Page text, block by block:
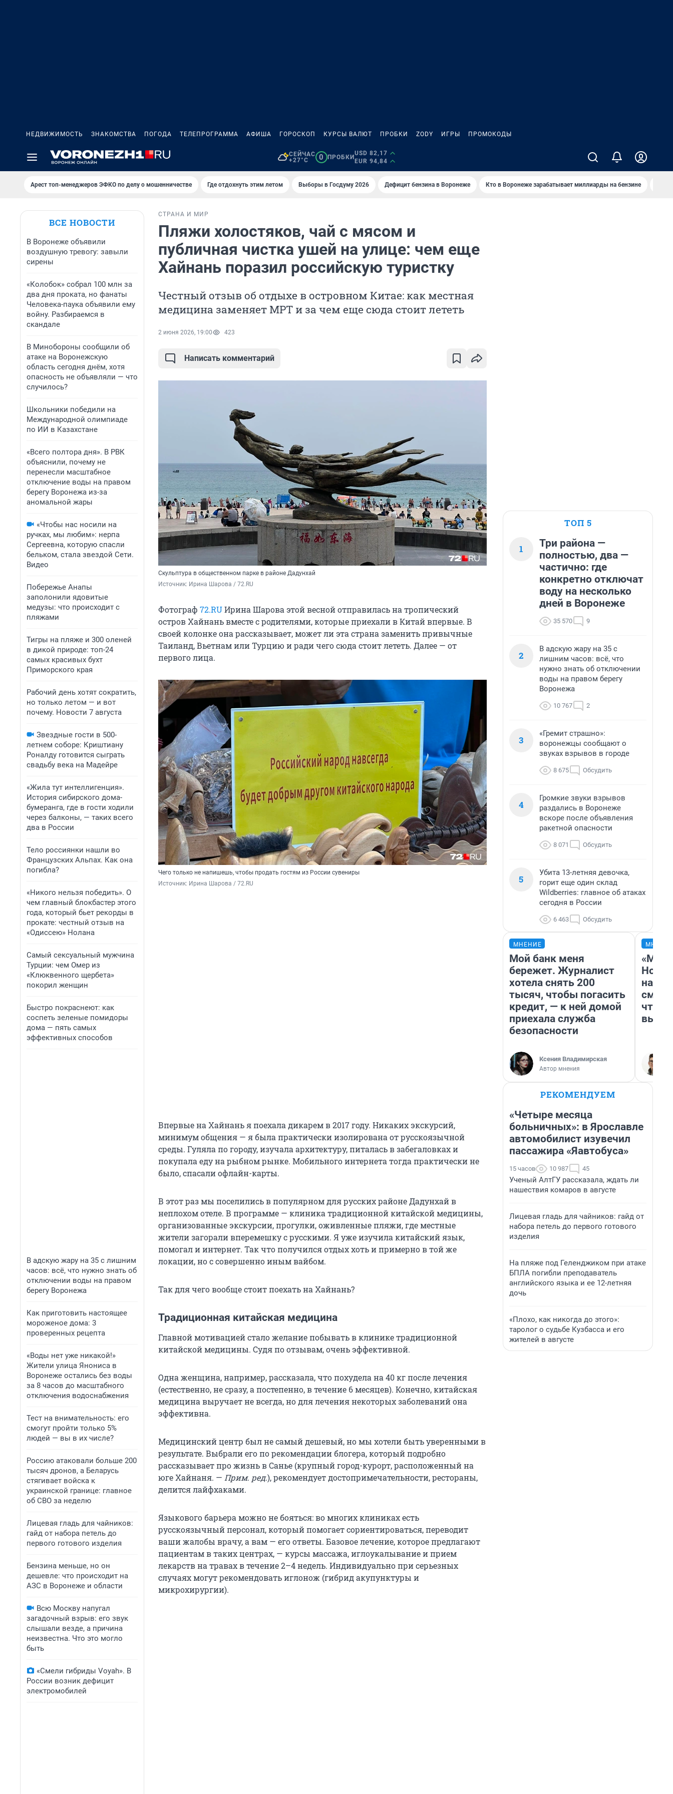
НЕДВИЖИМОСТЬ ЗНАКОМСТВА ПОГОДА ТЕЛЕПРОГРАММА АФИША ГОРОСКОП КУРСЫ ВАЛЮТ ПРОБКИ ZODY ИГРЫ ПРОМОКОДЫ
СЕЙЧАС
+27°C
0 ПРОБКИ
USD 82,17
EUR 94,84
Арест топ-менеджеров ЭФКО по делу о мошенничестве Где отдохнуть этим летом Выборы в Госдуму 2026 Дефицит бензина в Воронеже Кто в Воронеже зарабатывает миллиарды на бензине
ВСЕ НОВОСТИ
В Воронеже объявили
воздушную тревогу: завыли
сирены
«Колобок» собрал 100 млн за
два дня проката, но фанаты
Человека-паука объявили ему
войну. Разбираемся в
скандале
В Минобороны сообщили об
атаке на Воронежскую
область сегодня днём, хотя
опасность не объявляли — что
случилось?
Школьники победили на
Международной олимпиаде
по ИИ в Казахстане
«Всего полтора дня». В РВК
объяснили, почему не
перенесли масштабное
отключение воды на правом
берегу Воронежа из-за
аномальной жары
«Чтобы нас носили на
ручках, мы любим»: нерпа
Сергеевна, которую спасли
бельком, стала звездой Сети.
Видео
Побережье Анапы
заполонили ядовитые
медузы: что происходит с
пляжами
Тигры на пляже и 300 оленей
в дикой природе: топ-24
самых красивых бухт
Приморского края
Рабочий день хотят сократить,
но только летом — и вот
почему. Новости 7 августа
Звездные гости в 500-
летнем соборе: Криштиану
Роналду готовится сыграть
свадьбу века на Мадейре
«Жила тут интеллигенция».
История сибирского дома-
бумеранга, где в гости ходили
через балконы, — таких всего
два в России
Тело россиянки нашли во
Французских Альпах. Как она
погибла?
«Никого нельзя победить». О
чем главный блокбастер этого
года, который бьет рекорды в
прокате: честный отзыв на
«Одиссею» Нолана
Самый сексуальный мужчина
Турции: чем Омер из
«Клюквенного щербета»
покорил женщин
Быстро покраснеют: как
соспеть зеленые помидоры
дома — пять самых
эффективных способов
В адскую жару на 35 с лишним
часов: всё, что нужно знать об
отключении воды на правом
берегу Воронежа
Как приготовить настоящее
мороженое дома: 3
проверенных рецепта
«Воды нет уже никакой!»
Жители улица Янониса в
Воронеже остались без воды
за 8 часов до масштабного
отключения водоснабжения
Тест на внимательность: его
смогут пройти только 5%
людей — вы в их числе?
Россию атаковали больше 200
тысяч дронов, а Беларусь
стягивает войска к
украинской границе: главное
об СВО за неделю
Лицевая гладь для чайников:
гайд от набора петель до
первого готового изделия
Бензина меньше, но он
дешевле: что происходит на
АЗС в Воронеже и области
Всю Москву напугал
загадочный взрыв: его звук
слышали везде, а причина
неизвестна. Что это могло
быть
«Смели гибриды Voyah». В
России возник дефицит
электромобилей
СТРАНА И МИР
Пляжи холостяков, чай с мясом и
публичная чистка ушей на улице: чем еще
Хайнань поразил российскую туристку
Честный отзыв об отдыхе в островном Китае: как местная
медицина заменяет МРТ и за чем еще сюда стоит лететь
2 июня 2026, 19:00 423
Написать комментарий
Скульптура в общественном парке в районе Дадунхай
Источник: Ирина Шарова / 72.RU
Фотограф 72.RUИрина Шарова этой весной отправилась на тропический
остров Хайнань вместе с родителями, которые приехали в Китай впервые. В
своей колонке она рассказывает, может ли эта страна заменить привычные
Таиланд, Вьетнам или Турцию и ради чего сюда стоит лететь. Далее — от
первого лица.
Чего только не напишешь, чтобы продать гостям из России сувениры
Источник: Ирина Шарова / 72.RU
Впервые на Хайнань я поехала дикарем в 2017 году. Никаких экскурсий,
минимум общения — я была практически изолирована от русскоязычной
среды. Гуляла по городу, изучала архитектуру, питалась в забегаловках и
покупала еду на рыбном рынке. Мобильного интернета тогда практически не
было, спасали офлайн-карты.
В этот раз мы поселились в популярном для русских районе Дадунхай в
неплохом отеле. В программе — клиника традиционной китайской медицины,
организованные экскурсии, прогулки, оживленные пляжи, где местные
жители загорали вперемешку с русскими. Я уже изучила китайский язык,
помогал и интернет. Так что получился отдых хоть и примерно в той же
локации, но с совершенно иным вайбом.
Так для чего вообще стоит поехать на Хайнань?
Традиционная китайская медицина
Главной мотивацией стало желание побывать в клинике традиционной
китайской медицины. Судя по отзывам, очень эффективной.
Одна женщина, например, рассказала, что похудела на 40 кг после лечения
(естественно, не сразу, а постепенно, в течение 6 месяцев). Конечно, китайская
медицина выручает не всегда, но для лечения некоторых заболеваний она
эффективна.
Медицинский центр был не самый дешевый, но мы хотели быть уверенными в
результате. Выбрали его по рекомендации блогера, который подробно
рассказывает про жизнь в Санье (крупный город-курорт, расположенный на
юге Хайнаня. — Прим. ред.), рекомендует достопримечательности, рестораны,
делится лайфхаками.
Языкового барьера можно не бояться: во многих клиниках есть
русскоязычный персонал, который помогает сориентироваться, переводит
ваши жалобы врачу, а вам — его ответы. Базовое лечение, которое предлагают
пациентам в таких центрах, — курсы массажа, иглоукалывание и прием
лекарств на травах в течение 2–4 недель. Индивидуально при серьезных
случаях могут рекомендовать иглонож (гибрид акупунктуры и
микрохирургии).
ТОП 5
1
Три района —
полностью, два —
частично: где
конкретно отключат
воду на несколько
дней в Воронеже
35 570 9
2
В адскую жару на 35 с
лишним часов: всё, что
нужно знать об отключении
воды на правом берегу
Воронежа
10 767 2
3
«Гремит страшно»:
воронежцы сообщают о
звуках взрывов в городе
8 675 Обсудить
4
Громкие звуки взрывов
раздались в Воронеже
вскоре после объявления
ракетной опасности
8 071 Обсудить
5
Убита 13-летняя девочка,
горит еще один склад
Wildberries: главное об атаках
сегодня в России
6 463 Обсудить
МНЕНИЕ
Мой банк меня
бережет. Журналист
хотела снять 200
тысяч, чтобы погасить
кредит, — к ней домой
приехала служба
безопасности
Ксения Владимирская
Автор мнения
«Мы
РЕКОМЕНДУЕМ
«Четыре месяца
больничных»: в Ярославле
автомобилист изувечил
пассажира «Яавтобуса»
15 часов 10 987 45
Ученый АлтГУ рассказала, ждать ли
нашествия комаров в августе
Лицевая гладь для чайников: гайд от
набора петель до первого готового
изделия
На пляже под Геленджиком при атаке
БПЛА погибли преподаватель
английского языка и ее 12-летняя
дочь
«Плохо, как никогда до этого»:
таролог о судьбе Кузбасса и его
жителей в августе